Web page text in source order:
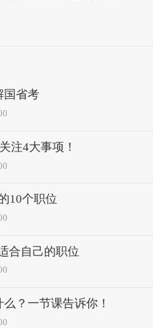
国省考
注4大事项！
10个职位
合自己的职位
？一节课告诉你！